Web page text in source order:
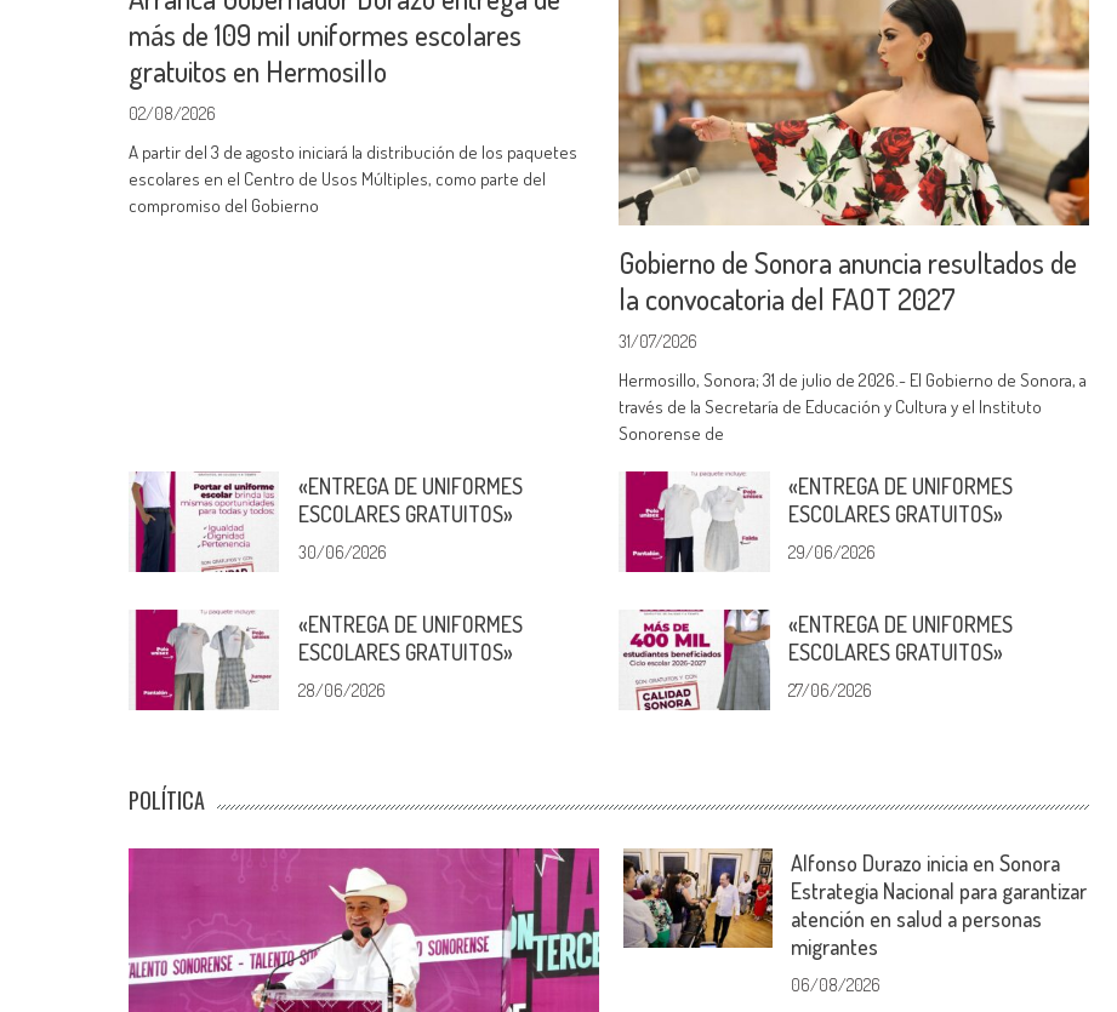
más de 109 mil uniformes escolares
gratuitos en Hermosillo
02/08/2026
A partir del 3 de agosto iniciará la distribución de los paquetes
escolares en el Centro de Usos Múltiples, como parte del
compromiso del Gobierno
Gobierno de Sonora anuncia resultados de
la convocatoria del FAOT 2027
31/07/2026
Hermosillo, Sonora; 31 de julio de 2026.- El Gobierno de Sonora, a
través de la Secretaría de Educación y Cultura y el Instituto
Sonorense de
«ENTREGA DE UNIFORMES
ESCOLARES GRATUITOS»
30/06/2026
«ENTREGA DE UNIFORMES
ESCOLARES GRATUITOS»
29/06/2026
«ENTREGA DE UNIFORMES
ESCOLARES GRATUITOS»
28/06/2026
«ENTREGA DE UNIFORMES
ESCOLARES GRATUITOS»
27/06/2026
POLÍTICA
Alfonso Durazo inicia en Sonora
Estrategia Nacional para garantizar
atención en salud a personas
migrantes
06/08/2026